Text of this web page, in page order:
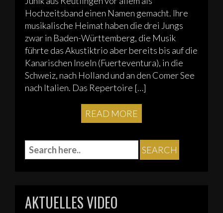
Hochzeitsband einen Namen gemacht. Ihre
musikalische Heimat haben die drei Jungs
zwar in Baden-Württemberg, die Musik
führte das Akustiktrio aber bereits bis auf die
Kanarischen Inseln (Fuerteventura), in die
Schweiz, nach Holland und an den Comer See
nach Italien. Das Repertoire […]
READ MORE
AKTUELLES VIDEO